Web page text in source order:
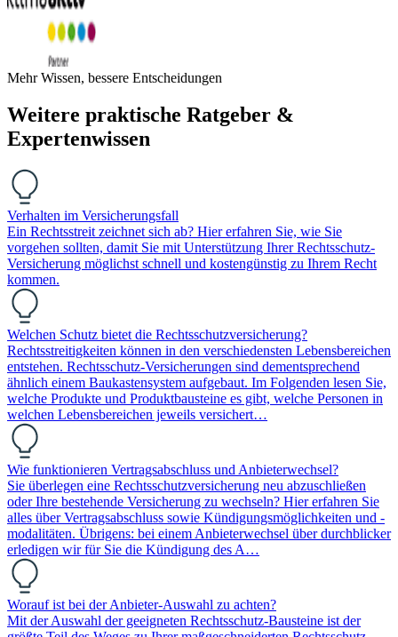
Mehr Wissen, bessere Entscheidungen
Weitere praktische Ratgeber &
Expertenwissen
Verhalten im Versicherungsfall
Ein Rechtsstreit zeichnet sich ab? Hier erfahren Sie, wie Sie
vorgehen sollten, damit Sie mit Unterstützung Ihrer Rechtsschutz-
Versicherung möglichst schnell und kostengünstig zu Ihrem Recht
kommen.
Welchen Schutz bietet die Rechtsschutzversicherung?
Rechtsstreitigkeiten können in den verschiedensten Lebensbereichen
entstehen. Rechtsschutz-Versicherungen sind dementsprechend
ähnlich einem Baukastensystem aufgebaut. Im Folgenden lesen Sie,
welche Produkte und Produktbausteine es gibt, welche Personen in
welchen Lebensbereichen jeweils versichert…
Wie funktionieren Vertragsabschluss und Anbieterwechsel?
Sie überlegen eine Rechtsschutzversicherung neu abzuschließen
oder Ihre bestehende Versicherung zu wechseln? Hier erfahren Sie
alles über Vertragsabschluss sowie Kündigungsmöglichkeiten und -
modalitäten. Übrigens: bei einem Anbieterwechsel über durchblicker
erledigen wir für Sie die Kündigung des A…
Worauf ist bei der Anbieter-Auswahl zu achten?
Mit der Auswahl der geeigneten Rechtsschutz-Bausteine ist der